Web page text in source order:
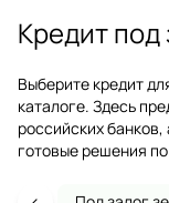
Кредит под
Выберите кредит
каталоге. Здесь
российских
готовые решения